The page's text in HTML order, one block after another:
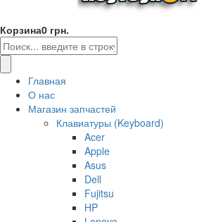
Корзина0 грн.
Главная
О нас
Магазин запчастей
Клавиатуры (Keyboard)
Acer
Apple
Asus
Dell
Fujitsu
HP